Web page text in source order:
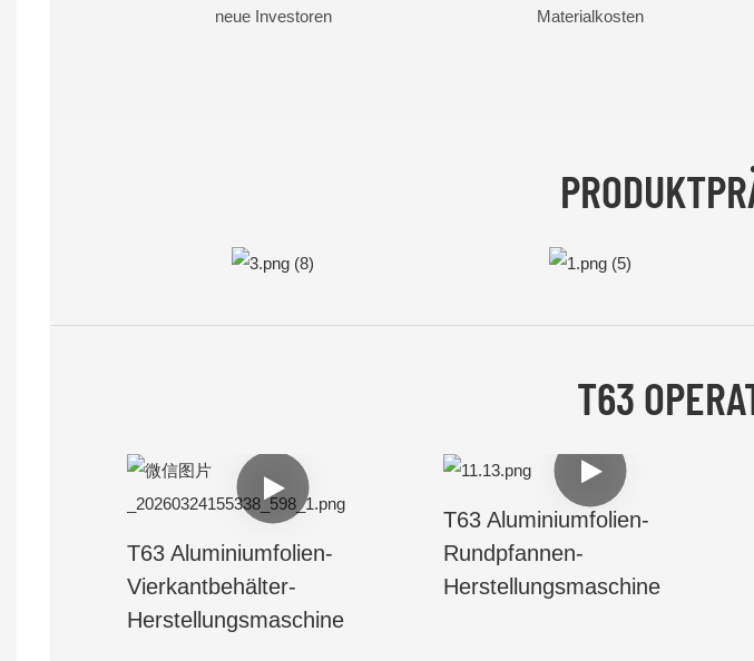
neue Investoren
Materialkosten
T63
T63 Aluminiumfolien-
Vierkantbehälter-
Herstellungsmaschine
T63 Aluminiumfolien-
Rundpfannen-
Herstellungsmaschine